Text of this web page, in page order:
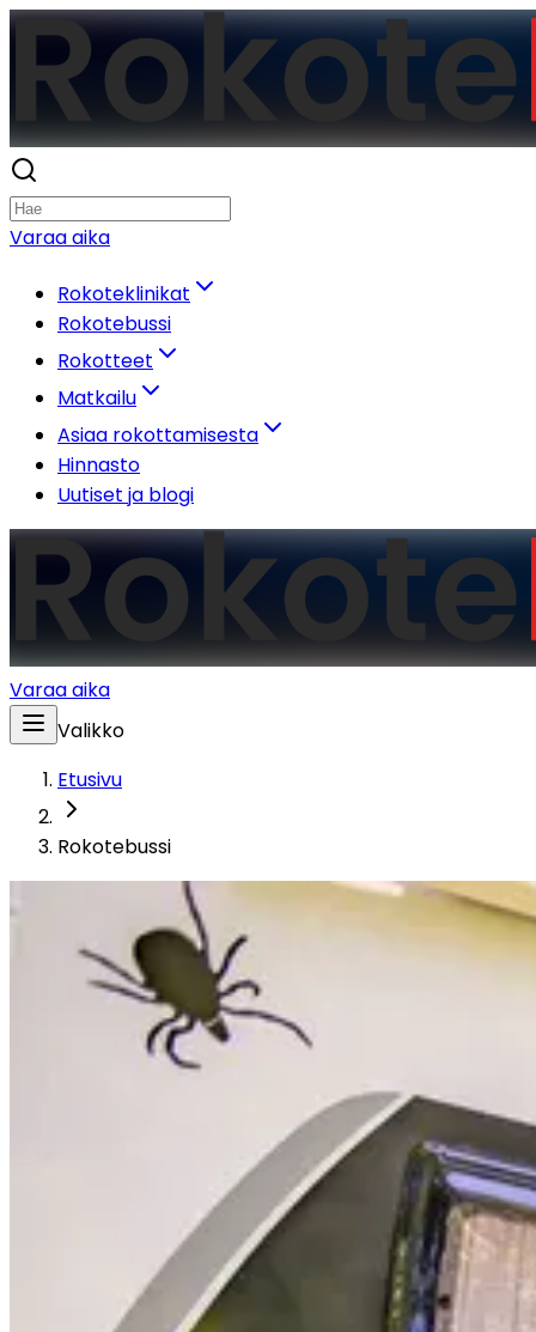
Varaa aika
Rokoteklinikat
Rokotebussi
Rokotteet
Matkailu
Asiaa rokottamisesta
Hinnasto
Uutiset ja blogi
Varaa aika
Valikko
Etusivu
Rokotebussi